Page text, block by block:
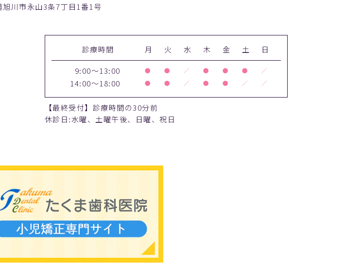
川市永山3条7丁目1番1号
診療時間 月 火 水 木 金 土
日
9:00～13:00
● ● ／ ● ● ● ／
14:00～18:00 ● ● ／ ● ● ／ ／
【最終受付】診療時間の30分前
休診日:水曜、土曜午後、日曜、祝日